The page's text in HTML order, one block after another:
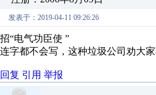
发表于：2019-04-11 09:26:26
招“电气功臣使 ”
连字都不会写，这种垃圾公司劝大家
回复 引用 举报